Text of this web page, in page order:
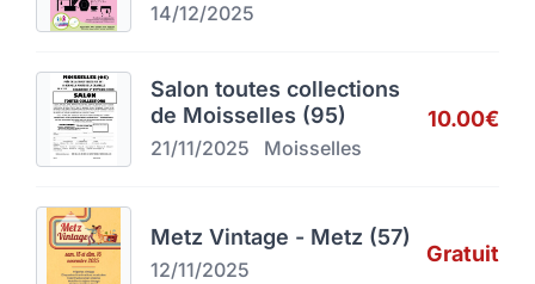
14/12/2025
Salon toutes collections
de Moisselles (95)
21/11/2025 Moisselles
10.00€
Metz Vintage - Metz (57)
12/11/2025
Gratuit